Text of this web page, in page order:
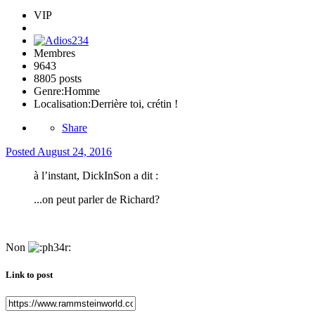
VIP
Membres
9643
8805 posts
Genre:Homme
Localisation:Derrière toi, crétin !
Share
Posted August 24, 2016
à l’instant, DickInSon a dit :
...on peut parler de Richard?
Non
Link to post